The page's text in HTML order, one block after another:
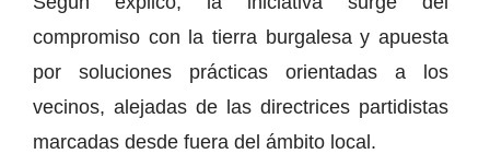
compromiso con la tierra burgalesa y apuesta
por soluciones prácticas orientadas a los
vecinos, alejadas de las directrices partidistas
marcadas desde fuera del ámbito local.